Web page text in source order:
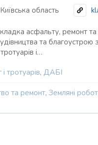
Київська область
асфальту,
та благоустрою
і…
тротуарів, ДАБІ
та ремонт, Земляні